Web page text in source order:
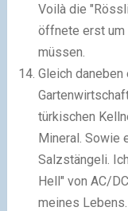
Voilà die
öffnete erst um
müssen.
Gleich
türkischen
Mineral. Sowie
Salzstängeli.
Hell" von AC/
meines Lebens.